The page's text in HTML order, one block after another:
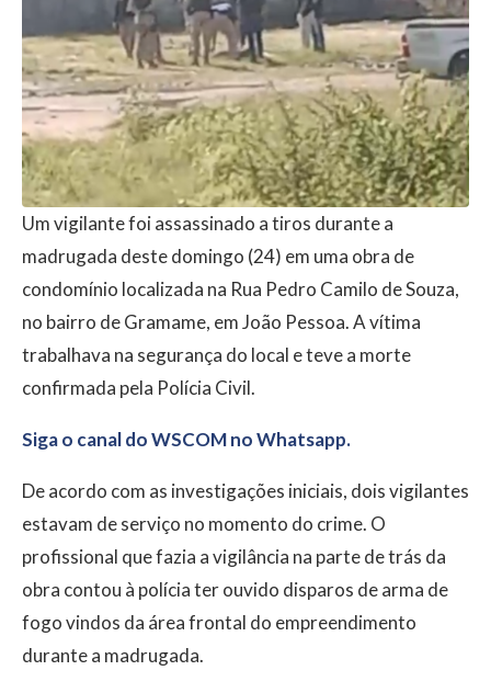
Um vigilante foi assassinado a tiros durante a
madrugada deste domingo (24) em uma obra de
condomínio localizada na Rua Pedro Camilo de Souza,
no bairro de Gramame, em João Pessoa. A vítima
trabalhava na segurança do local e teve a morte
confirmada pela Polícia Civil.
Siga o canal do WSCOM no Whatsapp.
De acordo com as investigações iniciais, dois vigilantes
estavam de serviço no momento do crime. O
profissional que fazia a vigilância na parte de trás da
obra contou à polícia ter ouvido disparos de arma de
fogo vindos da área frontal do empreendimento
durante a madrugada.